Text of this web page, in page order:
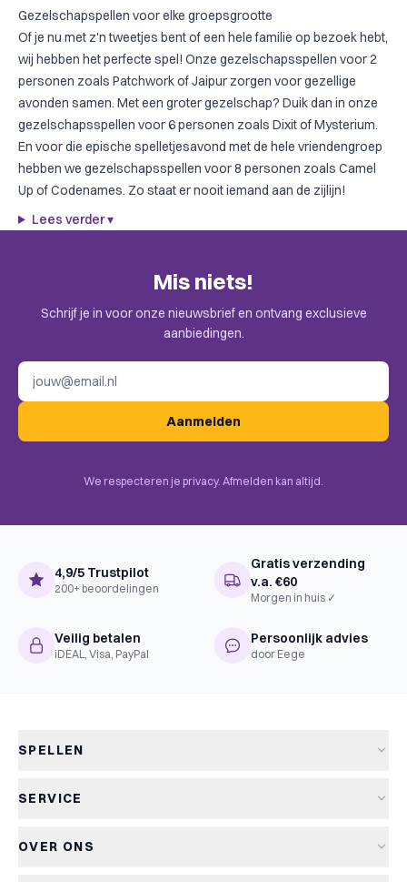
Gezelschapspellen voor elke groepsgrootte
Of je nu met z'n tweetjes bent of een hele familie op bezoek hebt,
wij hebben het perfecte spel! Onze gezelschapsspellen voor 2
personen zoals PatchworkofJaipur zorgen voor gezellige
avonden samen. Met een groter gezelschap? Duik dan in onze
gezelschapsspellen voor 6 personen zoals DixitofMysterium.
En voor die epische spelletjesavond met de hele vriendengroep
hebben we gezelschapsspellen voor 8 personen zoals Camel
Up ofCodenames. Zo staat er nooit iemand aan de zijlijn!
Lees verder▾
Mis niets!
Schrijf je in voor onze nieuwsbrief en ontvang exclusieve
aanbiedingen.
Aanmelden
We respecteren je privacy. Afmelden kan altijd.
4,9/5 Trustpilot
200+ beoordelingen
Gratis verzending
v.a. €60
Morgen in huis ✓
Veilig betalen
iDEAL, Visa, PayPal
Persoonlijk advies
door Eege
SPELLEN
Nieuwe spellen
SERVICE
Retourneren
OVER ONS